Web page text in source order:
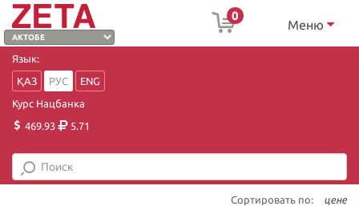
0
Меню
Язык:
ҚАЗ
РУС
ENG
Курс Нацбанка
469.93
5.71
Сортировать по: цене